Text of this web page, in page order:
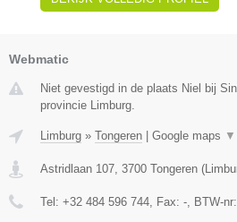
Webmatic
Niet gevestigd in de plaats Niel bij
provincie Limburg.
Limburg » Tongeren Google maps ▼
Astridlaan 107, 3700 Tongeren (
Tel: +32 484 596 744, Fax: -, BTW-nr: